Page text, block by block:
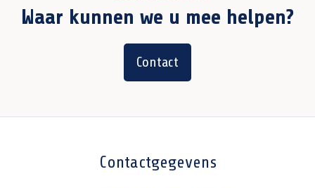
Waar kunnen we u mee helpen?
Contact
Contactgegevens